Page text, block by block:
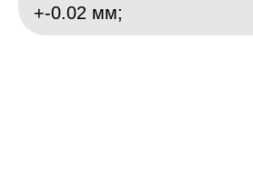
+-0.02 мм;